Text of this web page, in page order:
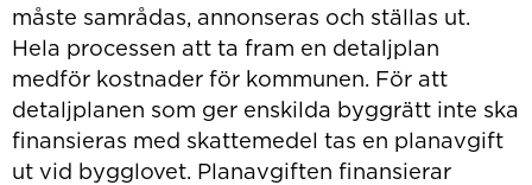
måste samrådas, annonseras och ställas ut.
Hela processen att ta fram en detaljplan
medför kostnader för kommunen. För att
detaljplanen som ger enskilda byggrätt inte ska
finansieras med skattemedel tas en planavgift
ut vid bygglovet. Planavgiften finansierar